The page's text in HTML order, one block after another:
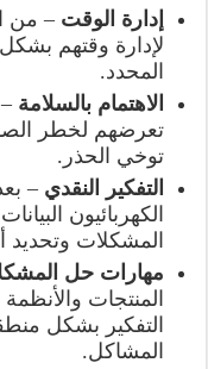
إدارة الوقت – من
لإدارة وقتهم
المحدد.
الاهتمام بالسلامة
تعرضهم لخطر
توخي الحذر.
التفكير النقدي –
الكهربائيون
المشكلات
مهارات حل
المنتجات
التفكير بشكل
المشاكل.